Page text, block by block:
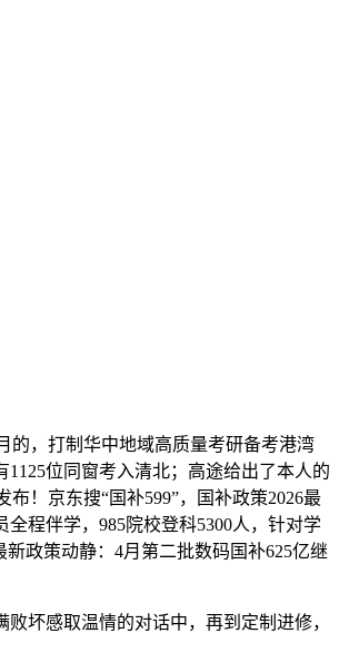
的，打制华中地域高质量考研备考港湾
位同窗考入清北；高途给出了本人的
！京东搜“国补599”，国补政策2026最
程伴学，985院校登科5300人，针对学
政策动静：4月第二批数码国补625亿继
坏感取温情的对话中，再到定制进修，